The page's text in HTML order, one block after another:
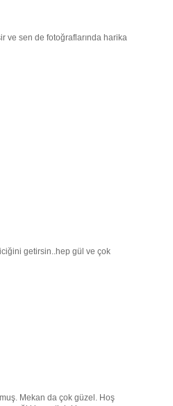
ve sen de fotoğraflarında harika
getirsin..hep gül ve çok
Mekan da çok güzel. Hoş